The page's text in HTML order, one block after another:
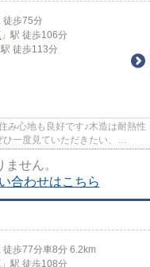
徒歩75分
」駅 徒歩106分
駅 徒歩113分
み心地も良好です♪木造は耐熱性
一度見ていただきたい、
せん。
合わせはこちら
徒歩77分車8分 6.2km
」駅 徒歩108分